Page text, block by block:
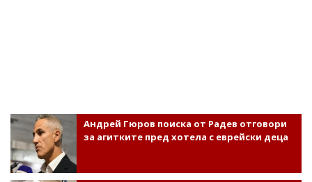
Андрей Гюров поиска от Радев отговори
за агитките пред хотела с еврейски деца